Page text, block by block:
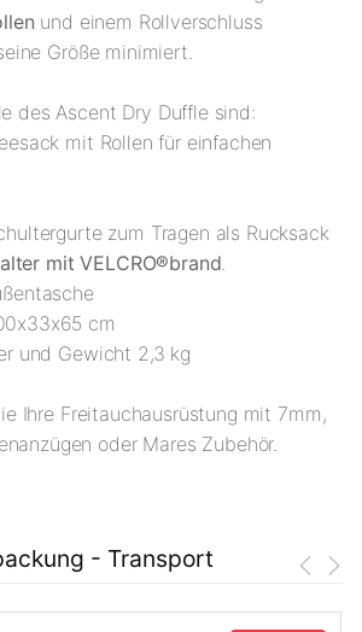
und einem Rollverschluss
Größe minimiert.
des Ascent Dry Duffle sind:
mit Rollen für einfachen
zum Tragen als Rucksack
mit VELCRO®brand.
cm
und Gewicht 2,3 kg
Ihre Freitauchausrüstung mit 7mm,
oder Mares Zubehör.
- Transport